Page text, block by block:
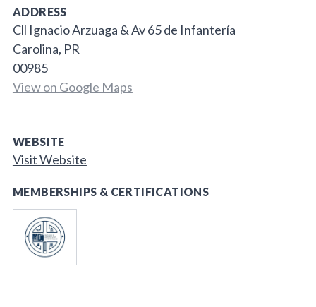
ADDRESS
Cll Ignacio Arzuaga & Av 65 de Infantería
Carolina, PR
00985
View on Google Maps
WEBSITE
Visit Website
MEMBERSHIPS & CERTIFICATIONS